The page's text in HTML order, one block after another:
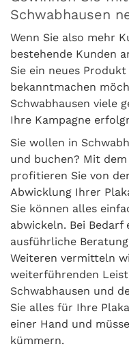
Schwabhausen
Wenn Sie also mehr
bestehende Kunden
Sie ein neues
bekanntmachen
Schwabhausen viele
Ihre Kampagne
Sie wollen in
und buchen? Mit
profitieren Sie von
Abwicklung Ihrer
Sie können alles
abwickeln. Bei
ausführliche
Weiteren vermitteln
weiterführenden
Schwabhausen und
Sie alles für Ihre
einer Hand und
kümmern.